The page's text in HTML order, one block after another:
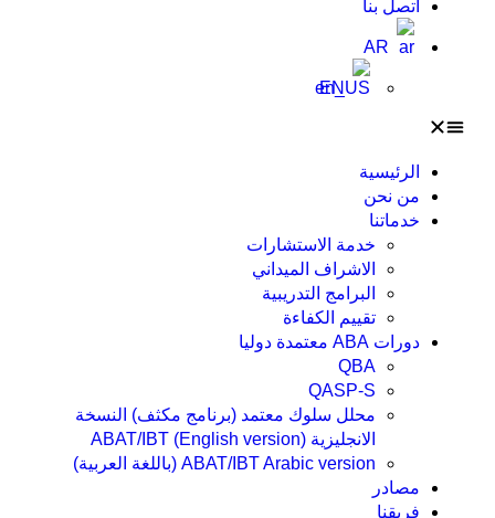
اتصل بنا
AR
EN
الرئيسية
من نحن
خدماتنا
خدمة الاستشارات
الاشراف الميداني
البرامج التدريبية
تقييم الكفاءة
دورات ABA معتمدة دوليا
QBA
QASP-S
محلل سلوك معتمد (برنامج مكثف) النسخة
الانجليزية ABAT/IBT (English version)
ABAT/IBT Arabic version (باللغة العربية)
مصادر
فريقنا